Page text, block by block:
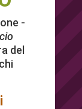
-
del